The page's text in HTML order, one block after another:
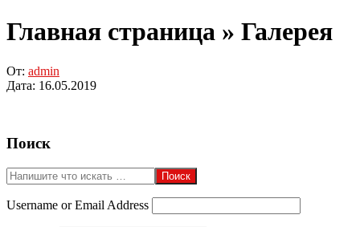
Главная страница » Галерея
От: admin
Дата: 16.05.2019
2019-
16
Поиск
Поиск
Username or Email Address